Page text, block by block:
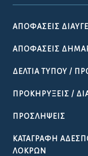
ΑΠΟΦΆΣΕΙΣ
ΑΠΟΦΆΣΕΙΣ
ΔΕΛΤΊΑ ΤΎΠΟΥ /
ΠΡΟΚΗΡΎΞΕΙΣ /
ΠΡΟΣΛΉΨΕΙΣ
ΚΑΤΑΓΡΑΦΉ
ΛΟΚΡΏΝ